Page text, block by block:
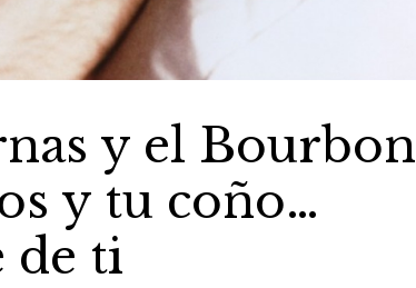
y el Bourbon
y tu coño…
de ti